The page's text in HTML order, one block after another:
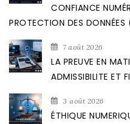
CONFIANCE
PROTECTION DES
7 août 2026
LA PREUVE EN
ADMISSIBILITE ET
3 août 2026
ÉTHIQUE